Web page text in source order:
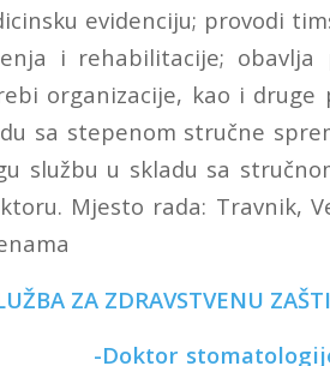
evidenciju; provodi
i rehabilitacije;
organizacije, kao i druge
sa stepenom stručne
službu u skladu sa
Mjesto rada: Travnik,
ZA ZDRAVSTVENU
-Doktor